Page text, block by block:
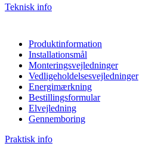
Teknisk info
Produktinformation
Installationsmål
Monteringsvejledninger
Vedligeholdelsesvejledninger
Energimærkning
Bestillingsformular
Elvejledning
Gennemboring
Praktisk info